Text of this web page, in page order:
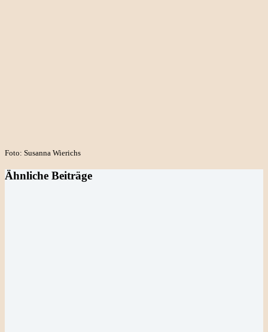
Foto: Susanna Wierichs
Ähnliche Beiträge